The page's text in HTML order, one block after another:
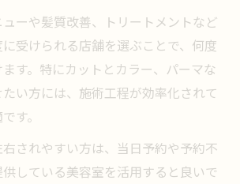
ーや髪質改善、トリートメントなど
受けられる店舗を選ぶことで、何度
す。特にカットとカラー、パーマな
い方には、施術工程が効率化されて
す。
されやすい方は、当日予約や予約不
している美容室を活用すると良いで